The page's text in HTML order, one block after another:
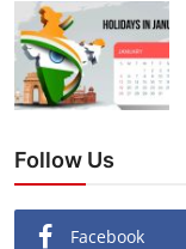
Follow Us
Facebook